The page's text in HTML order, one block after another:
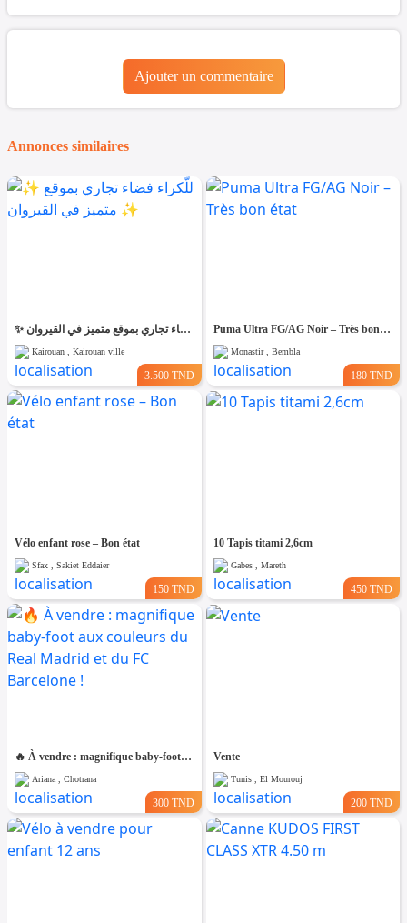
Ajouter un commentaire
Annonces similaires
✨ للّكراء فضاء تجاري بموقع متميز في القيروان ✨
Kairouan , Kairouan ville
3.500 TND
Puma Ultra FG/AG Noir – Très bon état
Monastir , Bembla
180 TND
Vélo enfant rose – Bon état
Sfax , Sakiet Eddaier
150 TND
10 Tapis titami 2,6cm
Gabes , Mareth
450 TND
🔥 À vendre : magnifique baby-foot aux couleurs du Real Madrid et du FC Barcelone !
Ariana , Chotrana
300 TND
Vente
Tunis , El Mourouj
200 TND